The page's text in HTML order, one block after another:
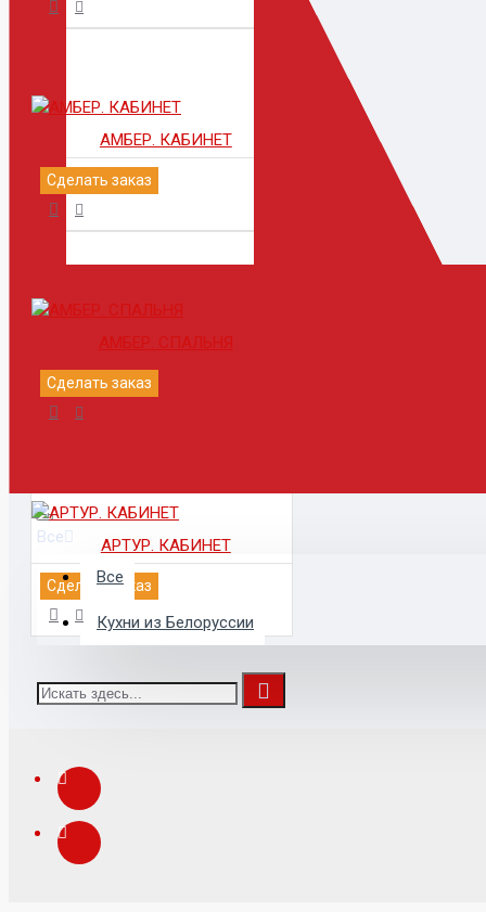
Все
Все
Кухни из Белоруссии
АМБЕР. КАБИНЕТ
Сделать заказ
АМБЕР. СПАЛЬНЯ
Сделать заказ
АРТУР. КАБИНЕТ
Сделать заказ